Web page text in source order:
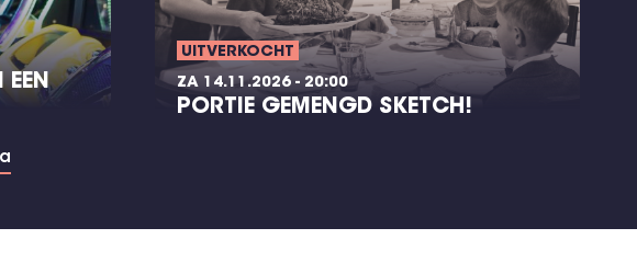
EEN
UITVERKOCHT
ZA 14.11.2026 - 20:00
PORTIE GEMENGD SKETCH!